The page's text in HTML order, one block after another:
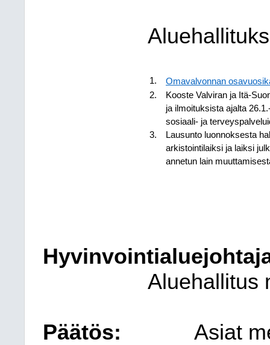
1. Omavalvonnan
2.
Kooste Valviran ja Itä-
ja ilmoituksista ajalta
sosiaali- ja
3.
Lausunto luonnoksesta
arkistointilaiksi ja laiksi
annetun lain
Aluehallitus
Päätös: Asiat